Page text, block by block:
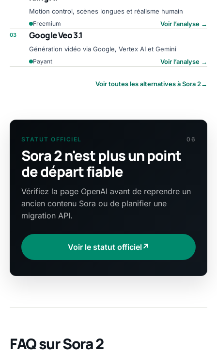
Motion control, scènes longues et réalisme humain
Freemium Voir l’analyse →
03 Google Veo 3.1
Génération vidéo via Google, Vertex AI et Gemini
Payant Voir l’analyse →
Voir toutes les alternatives à Sora 2→
STATUT OFFICIEL 06
Sora 2 n'est plus un point
de départ fiable
Vérifiez la page OpenAI avant de reprendre un
ancien contenu Sora ou de planifier une
migration API.
Voir le statut officiel↗
FAQ sur Sora 2